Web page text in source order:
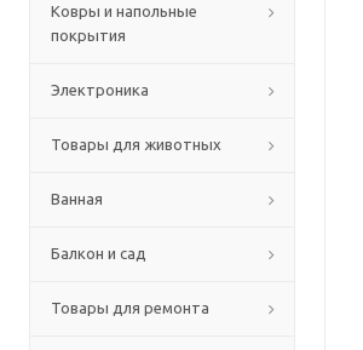
Ковры и напольные
покрытия
Электроника
Товары для животных
Ванная
Балкон и сад
Товары для ремонта